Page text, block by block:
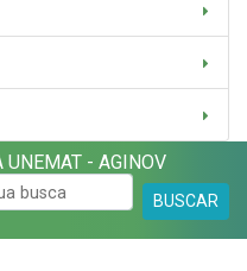
UNEMAT - AGINOV
BUSCAR